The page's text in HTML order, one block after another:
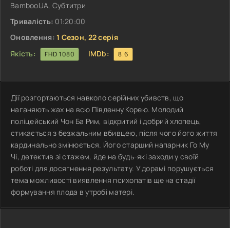
BambooUA, Субтитри
Тривалість: 01:20:00
Оновлення: 1 Сезон, 22 серія
Якість:
FHD 1080 IMDb: 8.6
Дії розгортаються навколо серійних убивств, що
наганяють жах на всю Південну Корею. Молодий
поліцейський Чон Ба Рим, відкритий і добрий хлопець,
стикається з безжальним вбивцею, після чого його життя
кардинально змінюється. Його старший напарник Го Му
Чі, детектив зі стажем, йде на будь-які заходи у своїй
роботі для досягнення результату. У дорамі порушується
тема можливості виявлення психопатів ще на стадії
формування плода в утробі матері.